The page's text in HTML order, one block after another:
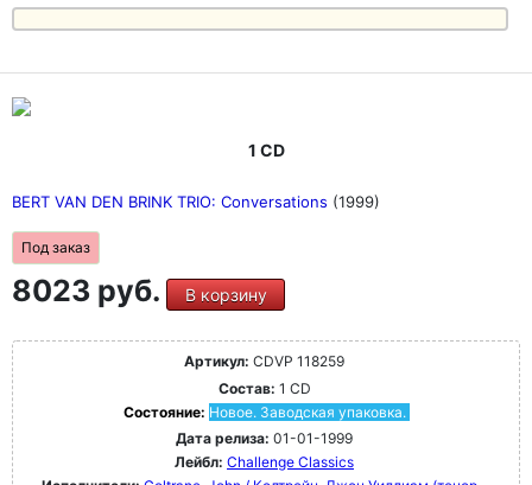
1 CD
BERT VAN DEN BRINK TRIO: Conversations (1999)
Под заказ
8023 руб. В корзину
Артикул: CDVP 118259
Состав: 1 CD
Состояние: Новое. Заводская упаковка.
Дата релиза: 01-01-1999
Лейбл: Challenge Classics